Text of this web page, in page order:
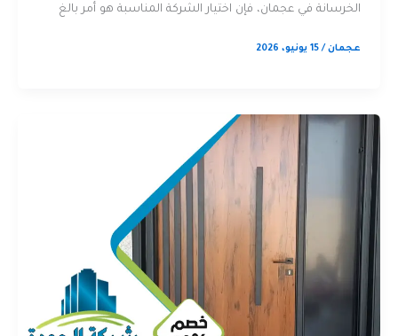
الخرسانة في عجمان، فإن اختيار الشركة المناسبة هو أمر بالغ
عجمان/15 يونيو، 2026